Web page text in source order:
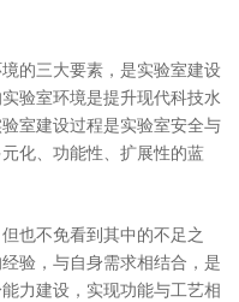
的三大要素，是实验室建设
验室环境是提升现代科技水
室建设过程是实验室安全与
化、功能性、扩展性的蓝
也不免看到其中的不足之
验，与自身需求相结合，是
力建设，实现功能与工艺相